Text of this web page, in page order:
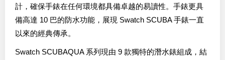
計，確保手錶在任何環境都具備卓越的易讀性。手錶更具
備高達 10 巴的防水功能，展現 Swatch SCUBA 手錶一直
以來的經典傳承。
Swatch SCUBAQUA 系列現由 9 款獨特的潛水錶組成，結